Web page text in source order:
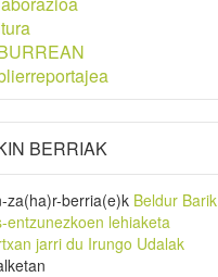
BERRIAK
za(ha)r-berria(e)k Beldur Barik
entzunezkoen lehiaketa
jarri du Irungo Udalak